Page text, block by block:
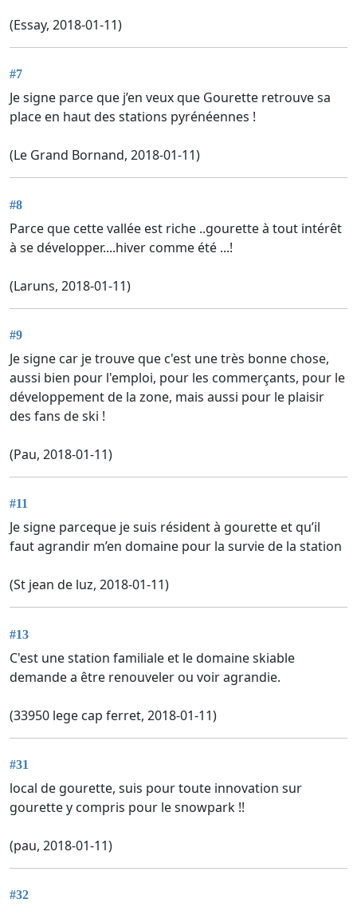
(Essay, 2018-01-11)
#7
Je signe parce que j’en veux que Gourette retrouve sa
place en haut des stations pyrénéennes !
(Le Grand Bornand, 2018-01-11)
#8
Parce que cette vallée est riche ..gourette à tout intérêt
à se développer....hiver comme été ...!
(Laruns, 2018-01-11)
#9
Je signe car je trouve que c'est une très bonne chose,
aussi bien pour l'emploi, pour les commerçants, pour le
développement de la zone, mais aussi pour le plaisir
des fans de ski !
(Pau, 2018-01-11)
#11
Je signe parceque je suis résident à gourette et qu’il
faut agrandir m’en domaine pour la survie de la station
(St jean de luz, 2018-01-11)
#13
C'est une station familiale et le domaine skiable
demande a être renouveler ou voir agrandie.
(33950 lege cap ferret, 2018-01-11)
#31
local de gourette, suis pour toute innovation sur
gourette y compris pour le snowpark !!
(pau, 2018-01-11)
#32